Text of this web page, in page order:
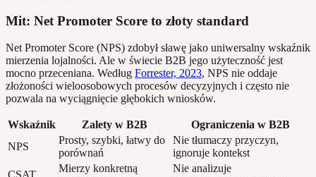
Mit: Net Promoter Score to złoty standard
Net Promoter Score (NPS) zdobył sławę jako uniwersalny wskaźnik
mierzenia lojalności. Ale w świecie B2B jego użyteczność jest
mocno przeceniana. Według Forrester, 2023, NPS nie oddaje
złożoności wieloosobowych procesów decyzyjnych i często nie
pozwala na wyciągnięcie głębokich wniosków.
Wskaźnik Zalety w B2B
Ograniczenia w B2B
NPS
Prosty, szybki, łatwy do
porównań
Nie tłumaczy przyczyn,
ignoruje kontekst
Mierzy konkretną
Nie analizuje